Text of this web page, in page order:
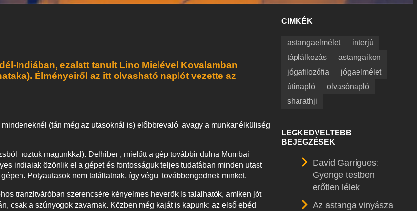
Indiában, ezalatt tanult Lino Mielével Kovalamban
Élményeiről az itt olvasható naplót vezette az
(tán még az utasoknál is) előbbrevaló, avagy a munkanélküliség
hoztuk magunkkal). Delhiben, mielőtt a gép továbbindulna Mumbai
indiaiak özönlik el a gépet és fontosságuk teljes tudatában minden utast
Potyautasok nem találtatnak, így végül továbbengednek minket.
tranzitváróban szerencsére kényelmes heverők is találhatók, amiken jót
csak a szúnyogok zavarnak. Közben még kaját is kapunk: az első ebéd
CIMKÉK
astangaelmélet
interjú
táplálkozás
astangaikon
jógafilozófia
jógaelmélet
útinapló
olvasónapló
sharathji
LEGKEDVELTEBB
BEJEGZÉSEK
David Garrigues:
Gyenge testben
erőtlen lélek
Az astanga vinyásza